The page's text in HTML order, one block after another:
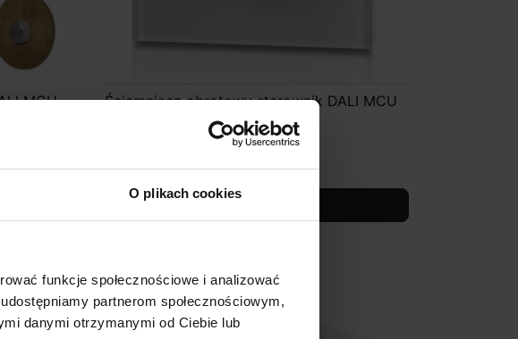
O plikach cookies
funkcje społecznościowe i analizować
partnerom społecznościowym,
danymi otrzymanymi od Ciebie lub
MCU
Ściemniacz obrotowy sterownik DALI MCU
489,00 zł